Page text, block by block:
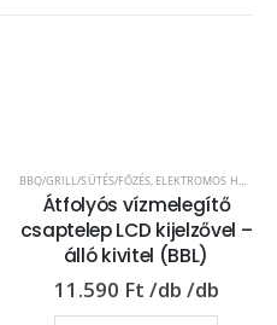
MÉRLEGEK
BBQ/GRILL/SÜTÉS/FŐZÉS, ELEKTROMOS HÁZTARTÁSI GÉPEK
Átfolyós vízmelegítő
csaptelep LCD kijelzővel –
álló kivitel (BBL)
11.590 Ft